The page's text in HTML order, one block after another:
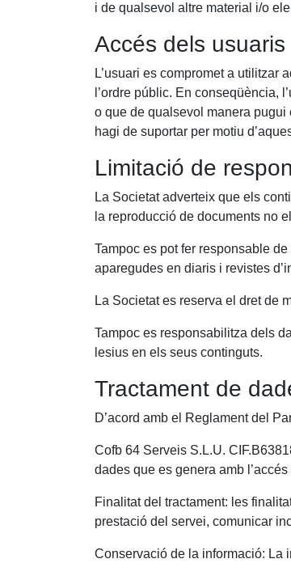
i de qualsevol altre material i/o
Accés dels usuaris
L’usuari es compromet a
l’ordre públic. En conseqüència,
o que de qualsevol manera pugui
hagi de suportar per motiu
Limitació de
La Societat adverteix que els
la reproducció de documents no
Tampoc es pot fer responsable
aparegudes en diaris i revistes
La Societat es reserva el dret de
Tampoc es responsabilitza dels
lesius en els seus continguts.
Tractament de
D’acord amb el Reglament del
Cofb 64 Serveis S.L.U.
dades que es genera amb
Finalitat del tractament: les
prestació del servei, comunicar
Conservació de la informació: La